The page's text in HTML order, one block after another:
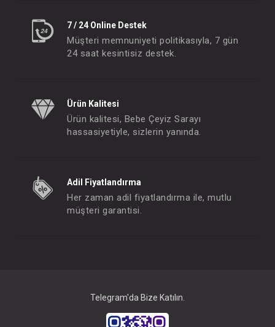
7 / 24 Online Destek
Müşteri memnuniyeti politikasıyla, 7 gün
24 saat kesintisiz destek.
Ürün Kalitesi
Ürün kalitesi, Bebe Çeyiz Sarayı
hassasiyetiyle, sizlerin yanında.
Adil Fiyatlandırma
Her zaman adil fiyatlandırma ile, mutlu
müşteri garantisi.
Telegram'da Bize Katılın.